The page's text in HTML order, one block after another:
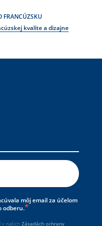
FRANCÚZSKU
kvalite a dizajne
môj email za účelom
odberu.
v našichZásadách ochrany